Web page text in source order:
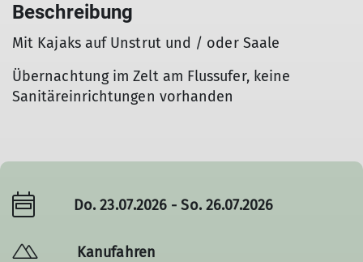
Beschreibung
Mit Kajaks auf Unstrut und / oder Saale
Übernachtung im Zelt am Flussufer, keine
Sanitäreinrichtungen vorhanden
Do. 23.07.2026 - So. 26.07.2026
Kanufahren